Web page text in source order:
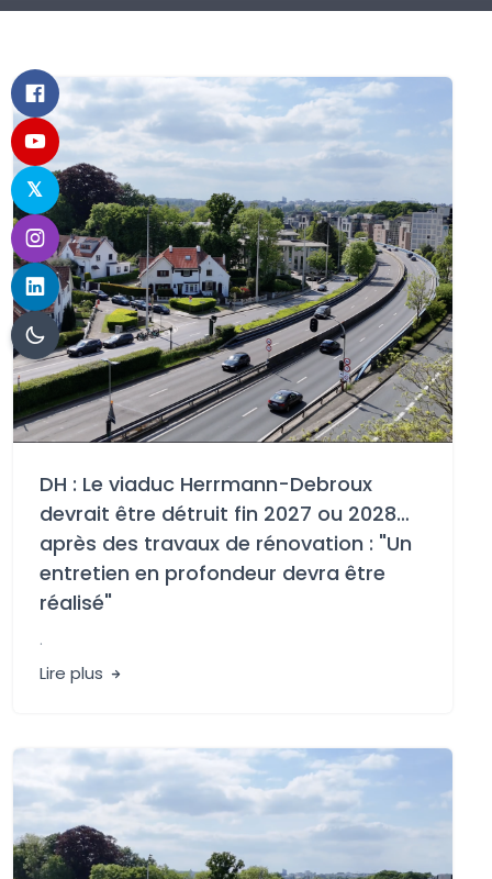
DH : Le viaduc Herrmann-Debroux
devrait être détruit fin 2027 ou 2028…
après des travaux de rénovation : "Un
entretien en profondeur devra être
réalisé"
.
Lire plus